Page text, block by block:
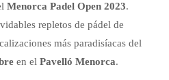
Menorca Padel Open 2023.
repletos de pádel de
más paradisíacas del
en elPavelló Menorca.